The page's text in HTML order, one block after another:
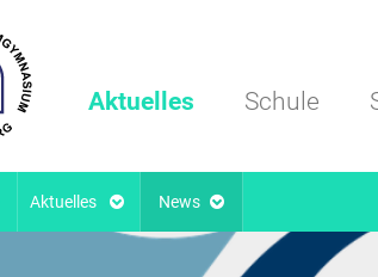
Aktuelles Schule
Aktuelles News